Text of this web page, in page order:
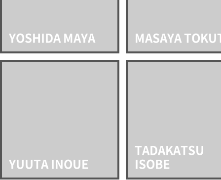
YOSHIDA MAYA MASAYA
YUUTA INOUE
TADAKATSU
ISOBE